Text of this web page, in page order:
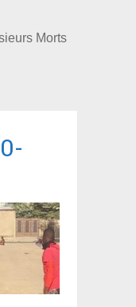
Morts